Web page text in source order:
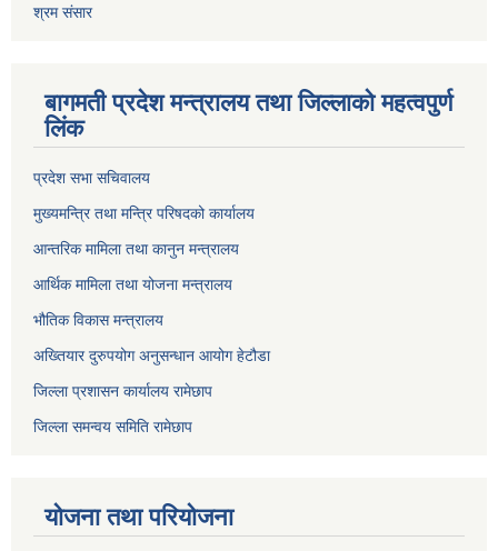
श्रम संसार
बागमती प्रदेश मन्त्रालय तथा जिल्लाको महत्वपुर्ण
लिंक
प्रदेश सभा सचिवालय
मुख्यमन्त्रि तथा मन्त्रि परिषदको कार्यालय
आन्तरिक मामिला तथा कानुन मन्त्रालय
आर्थिक मामिला तथा योजना मन्त्रालय
भौतिक विकास मन्त्रालय
अख्तियार दुरुपयोग अनुसन्धान आयोग हेटौडा
जिल्ला प्रशासन कार्यालय रामेछाप
जिल्ला समन्वय समिति रामेछाप
योजना तथा परियोजना